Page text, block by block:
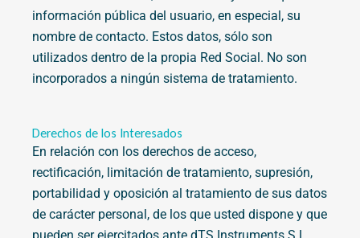
información pública del usuario, en especial, su
nombre de contacto. Estos datos, sólo son
utilizados dentro de la propia Red Social. No son
incorporados a ningún sistema de tratamiento.
Derechos de los Interesados
En relación con los derechos de acceso,
rectificación, limitación de tratamiento, supresión,
portabilidad y oposición al tratamiento de sus datos
de carácter personal, de los que usted dispone y que